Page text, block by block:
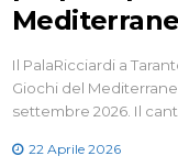
Il PalaRicciardi a
Giochi del
settembre 2026. Il cant…
22 Aprile 2026